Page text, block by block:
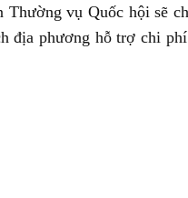
Thường vụ Quốc hội sẽ
địa phương hỗ trợ chi